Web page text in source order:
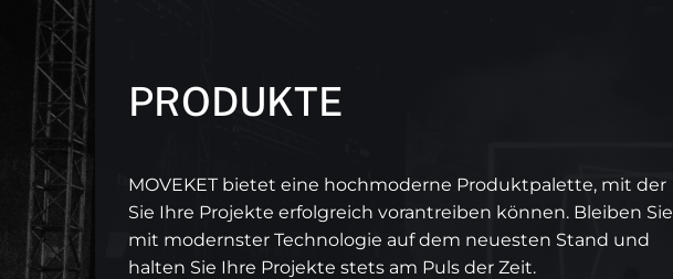
PRODUKTE
MOVEKET bietet eine hochmoderne Produktpalette, mit der
Sie Ihre Projekte erfolgreich vorantreiben können. Bleiben Sie
mit modernster Technologie auf dem neuesten Stand und
halten Sie Ihre Projekte stets am Puls der Zeit.